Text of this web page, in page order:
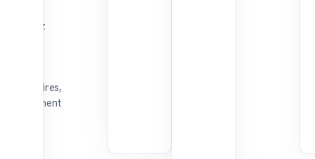
avancez
partenaires,
simplement